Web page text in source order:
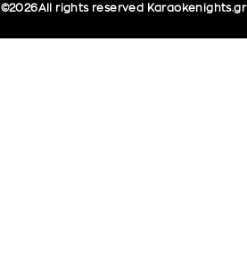
©2026All rights reserved Karaokenights.gr